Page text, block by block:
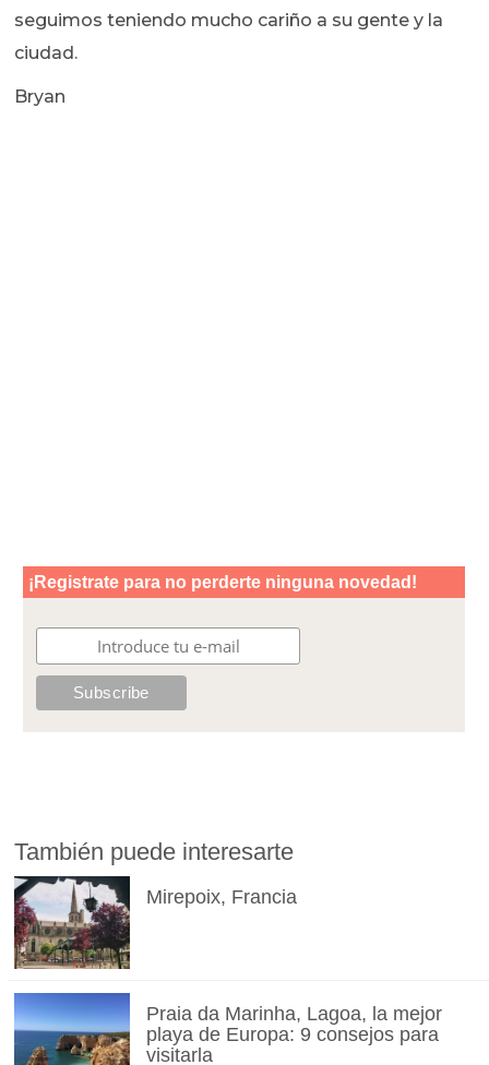
seguimos teniendo mucho cariño a su gente y la
ciudad.
Bryan
También puede interesarte
Mirepoix, Francia
Praia da Marinha, Lagoa, la mejor
playa de Europa: 9 consejos para
visitarla